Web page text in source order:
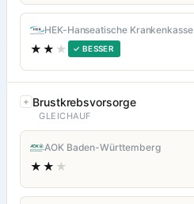
HEK-Hanseatische Krankenkasse
★★ ★ ✓ BESSER
Brustkrebsvorsorge
GLEICHAUF
AOK Baden-Württemberg
★★ ★